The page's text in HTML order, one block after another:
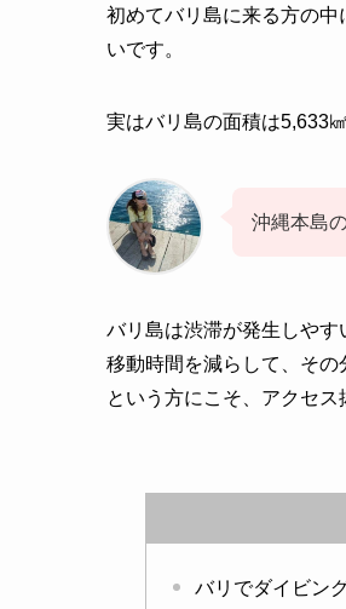
初めてバリ島に来る方の
いです。
実はバリ島の面積は5,633㎢
沖縄本島
バリ島は渋滞が発生しやす
移動時間を減らして、その
という方にこそ、アクセス
バリでダイビン